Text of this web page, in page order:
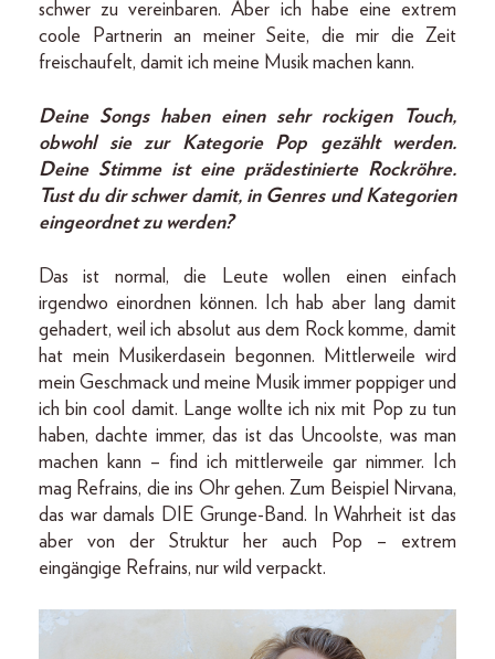
schwer zu vereinbaren. Aber ich habe eine extrem
coole Partnerin an meiner Seite, die mir die Zeit
freischaufelt, damit ich meine Musik machen kann.
Deine Songs haben einen sehr rockigen Touch,
obwohl sie zur Kategorie Pop gezählt werden.
Deine Stimme ist eine prädestinierte Rockröhre.
Tust du dir schwer damit, in Genres und Kategorien
eingeordnet zu werden?
Das ist normal, die Leute wollen einen einfach
irgendwo einordnen können. Ich hab aber lang damit
gehadert, weil ich absolut aus dem Rock komme, damit
hat mein Musikerdasein begonnen. Mittlerweile wird
mein Geschmack und meine Musik immer poppiger und
ich bin cool damit. Lange wollte ich nix mit Pop zu tun
haben, dachte immer, das ist das Uncoolste, was man
machen kann – find ich mittlerweile gar nimmer. Ich
mag Refrains, die ins Ohr gehen. Zum Beispiel Nirvana,
das war damals DIE Grunge-Band. In Wahrheit ist das
aber von der Struktur her auch Pop – extrem
eingängige Refrains, nur wild verpackt.